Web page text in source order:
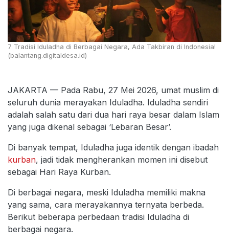
7 Tradisi Iduladha di Berbagai Negara, Ada Takbiran di Indonesia!
(balantang.digitaldesa.id)
JAKARTA — Pada Rabu, 27 Mei 2026, umat muslim di
seluruh dunia merayakan Iduladha. Iduladha sendiri
adalah salah satu dari dua hari raya besar dalam Islam
yang juga dikenal sebagai ‘Lebaran Besar’.
Di banyak tempat, Iduladha juga identik dengan ibadah
kurban, jadi tidak mengherankan momen ini disebut
sebagai Hari Raya Kurban.
Di berbagai negara, meski Iduladha memiliki makna
yang sama, cara merayakannya ternyata berbeda.
Berikut beberapa perbedaan tradisi Iduladha di
berbagai negara.